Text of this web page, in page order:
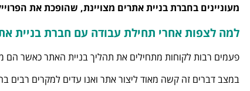
מעוניינים בחברת בניית אתרים מצויינת, שהופכת את הפרוייקט
למה לצפות אחרי תחילת עבודה עם חברת בניית
פעמים רבות לקוחות מתחילים את תהליך בניית האתר כאשר הם
במצב דברים זה קשה מאוד ליצור אתר ואנו עדים למקרים רבים